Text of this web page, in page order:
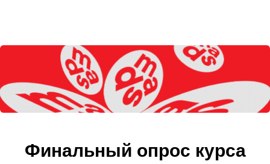
Финальный опрос курса